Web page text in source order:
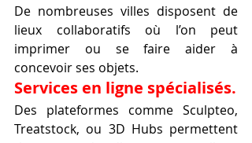
De nombreuses villes disposent de
lieux collaboratifs où l’on peut
imprimer ou se faire aider à
concevoir ses objets.
Services en ligne spécialisés.
Des plateformes comme Sculpteo,
Treatstock, ou 3D Hubs permettent